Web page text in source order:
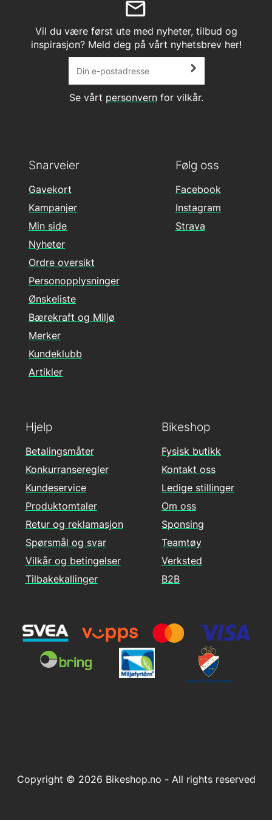
Vil du være først ute med nyheter, tilbud og
inspirasjon? Meld deg på vårt nyhetsbrev her!
Se vårt personvernfor vilkår.
Følg oss
Facebook
Instagram
Strava
Hjelp
Betalingsmåter
Konkurranseregler
Kundeservice
Produktomtaler
Retur og reklamasjon
Spørsmål og svar
Vilkår og betingelser
Tilbakekallinger
Snarveier
Gavekort
Kampanjer
Min side
Nyheter
Ordre oversikt
Personopplysninger
Ønskeliste
Bærekraft og Miljø
Merker
Kundeklubb
Artikler
Bikeshop
Fysisk butikk
Kontakt oss
Ledige stillinger
Om oss
Sponsing
Teamtøy
Verksted
B2B
Copyright © 2026 Bikeshop.no - All rights reserved